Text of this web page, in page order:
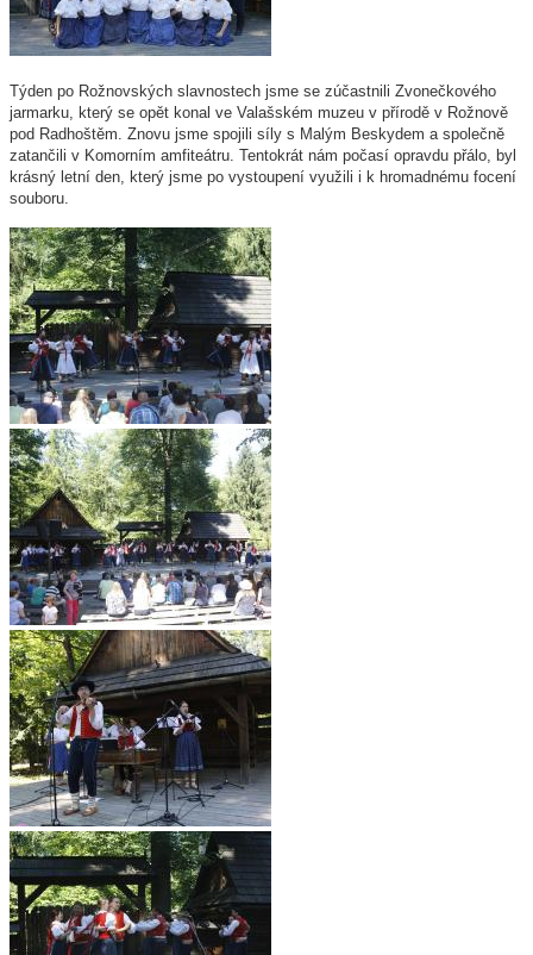
Týden po Rožnovských slavnostech jsme se zúčastnili Zvonečkového
jarmarku, který se opět konal ve Valašském muzeu v přírodě v Rožnově
pod Radhoštěm. Znovu jsme spojili síly s Malým Beskydem a společně
zatančili v Komorním amfiteátru. Tentokrát nám počasí opravdu přálo, byl
krásný letní den, který jsme po vystoupení využili i k hromadnému focení
souboru.